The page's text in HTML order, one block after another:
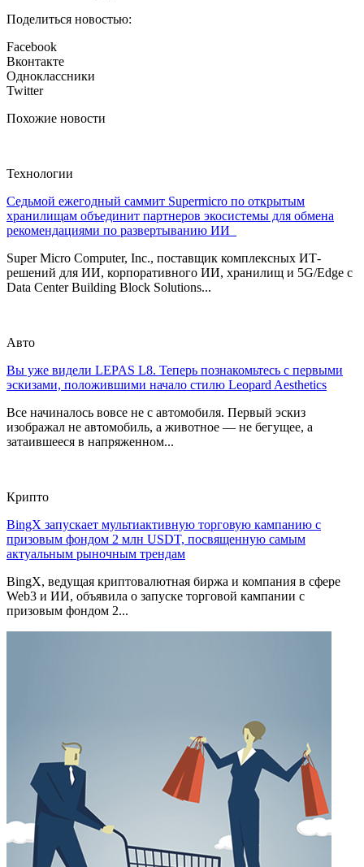
Поделиться новостью:
Facebook
Вконтакте
Одноклассники
Twitter
Похожие новости
Технологии
Седьмой ежегодный саммит Supermicro по открытым
хранилищам объединит партнеров экосистемы для обмена
рекомендациями по развертыванию ИИ
Super Micro Computer, Inc., поставщик комплексных ИТ-
решений для ИИ, корпоративного ИИ, хранилищ и 5G/Edge с
Data Center Building Block Solutions...
Авто
Вы уже видели LEPAS L8. Теперь познакомьтесь с первыми
эскизами, положившими начало стилю Leopard Aesthetics
Все начиналось вовсе не с автомобиля. Первый эскиз
изображал не автомобиль, а животное — не бегущее, а
затаившееся в напряженном...
Крипто
BingX запускает мультиактивную торговую кампанию с
призовым фондом 2 млн USDT, посвященную самым
актуальным рыночным трендам
BingX, ведущая криптовалютная биржа и компания в сфере
Web3 и ИИ, объявила о запуске торговой кампании с
призовым фондом 2...